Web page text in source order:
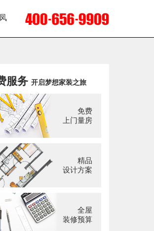
服务 开启梦想家装之旅
免费
上门量房
精品
设计方案
全屋
装修预算